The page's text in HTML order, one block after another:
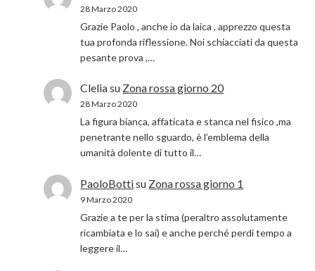
28 Marzo 2020
Grazie Paolo , anche io da laica , apprezzo questa
tua profonda riflessione. Noi schiacciati da questa
pesante prova ,…
Cleliasu Zona rossa giorno 20
28 Marzo 2020
La figura bianca, affaticata e stanca nel fisico ,ma
penetrante nello sguardo, è l’emblema della
umanità dolente di tutto il…
PaoloBottisu Zona rossa giorno 1
9 Marzo 2020
Grazie a te per la stima (peraltro assolutamente
ricambiata e lo sai) e anche perché perdi tempo a
leggere il…